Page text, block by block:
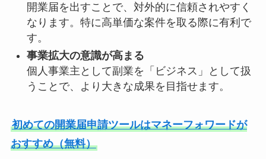
開業届を出すことで、対外的に信頼されやすく
なります。特に高単価な案件を取る際に有利で
す。
事業拡大の意識が高まる
個人事業主として副業を「ビジネス」として扱
うことで、より大きな成果を目指せます。
初めての開業届申請ツールはマネーフォワードが
おすすめ（無料）